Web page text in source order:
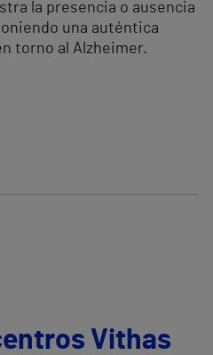
la presencia o ausencia
una auténtica
torno al Alzheimer.
Vithas